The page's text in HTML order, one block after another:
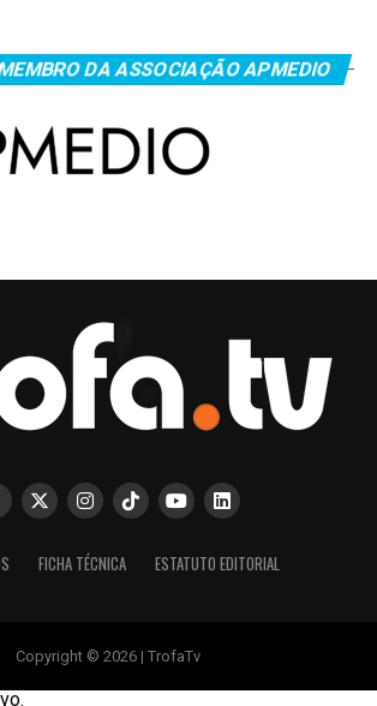
DA ASSOCIAÇÃO APMEDIO
FICHA TÉCNICA ESTATUTO EDITORIAL
Copyright © 2026 | TrofaTv